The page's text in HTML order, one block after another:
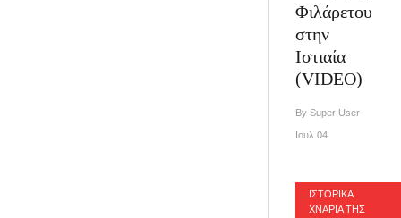
Φιλάρετου
στην
Ιστιαία
(VIDEO)
By Super User -
Ιουλ.04
ΙΣΤΟΡΙΚΑ
ΧΝΑΡΙΑ ΤΗΣ